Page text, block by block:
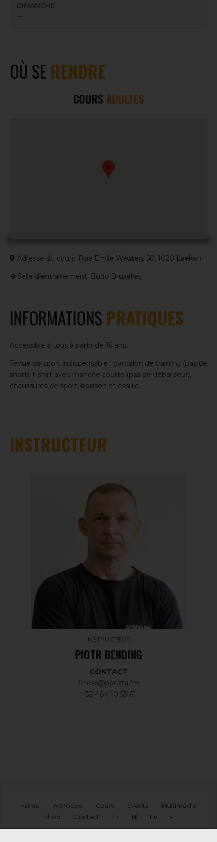
DIMANCHE
—
OÙ SE RENDRE
COURS ADULTES
Adresse du cours: Rue Emile Wauters 50, 1020 Laeken
Salle d’entrainement: Budo Bruxelles
INFORMATIONS PRATIQUES
Accessible à tous à partir de 16 ans.
Tenue de sport indispensable : pantalon de training (pas de
short), t-shirt avec manche courte (pas de débardeur),
chaussures de sport, boisson et essuie.
INSTRUCTEUR
INSTRUCTEUR
PIOTR BENDING
CONTACT
finess@poczta.fm
+32 484 10 53 61
Home A propos Cours Events
Multimédia
Shop
Contact Fr Nl En –